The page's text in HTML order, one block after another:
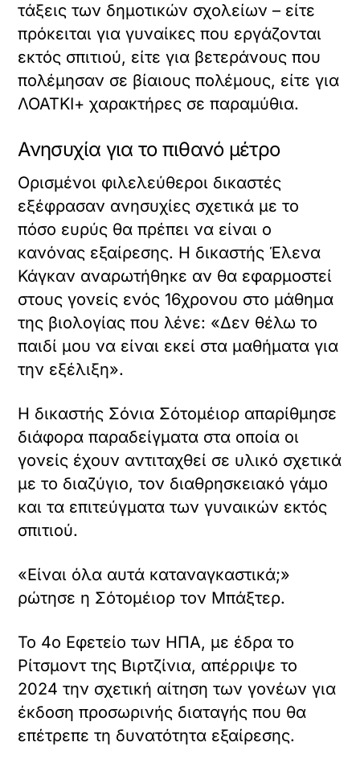
τάξεις των δημοτικών σχολείων – είτε
πρόκειται για γυναίκες που εργάζονται
εκτός σπιτιού, είτε για βετεράνους που
πολέμησαν σε βίαιους πολέμους, είτε για
ΛΟΑΤΚΙ+ χαρακτήρες σε παραμύθια.
Ανησυχία για το πιθανό μέτρο
Ορισμένοι φιλελεύθεροι δικαστές
εξέφρασαν ανησυχίες σχετικά με το
πόσο ευρύς θα πρέπει να είναι ο
κανόνας εξαίρεσης. Η δικαστής Έλενα
Κάγκαν αναρωτήθηκε αν θα εφαρμοστεί
στους γονείς ενός 16χρονου στο μάθημα
της βιολογίας που λένε: «Δεν θέλω το
παιδί μου να είναι εκεί στα μαθήματα για
την εξέλιξη».
Η δικαστής Σόνια Σότομέιορ απαρίθμησε
διάφορα παραδείγματα στα οποία οι
γονείς έχουν αντιταχθεί σε υλικό σχετικά
με το διαζύγιο, τον διαθρησκειακό γάμο
και τα επιτεύγματα των γυναικών εκτός
σπιτιού.
«Είναι όλα αυτά καταναγκαστικά;»
ρώτησε η Σότομέιορ τον Μπάξτερ.
Το 4ο Εφετείο των ΗΠΑ, με έδρα το
Ρίτσμοντ της Βιρτζίνια, απέρριψε το
2024 την σχετική αίτηση των γονέων για
έκδοση προσωρινής διαταγής που θα
επέτρεπε τη δυνατότητα εξαίρεσης.